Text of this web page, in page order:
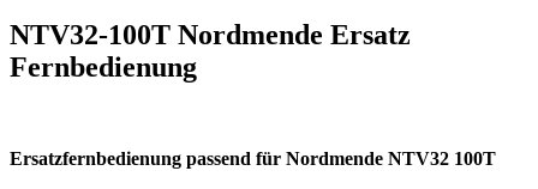
NTV32-100T Nordmende Ersatz
Fernbedienung
Ersatzfernbedienung passend für Nordmende NTV32 100T